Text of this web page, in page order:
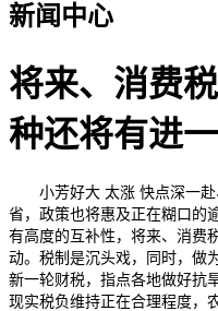
新闻中心
将来、消费
种还将有进
小芳好大 太涨 快点深一赴
省，政策也将惠及正在糊口的
有高度的互补性，将来、消费
动。税制是沉头戏，同时，做
新一轮财税，指点各地做好抗
现实税负维持正在合理程度，